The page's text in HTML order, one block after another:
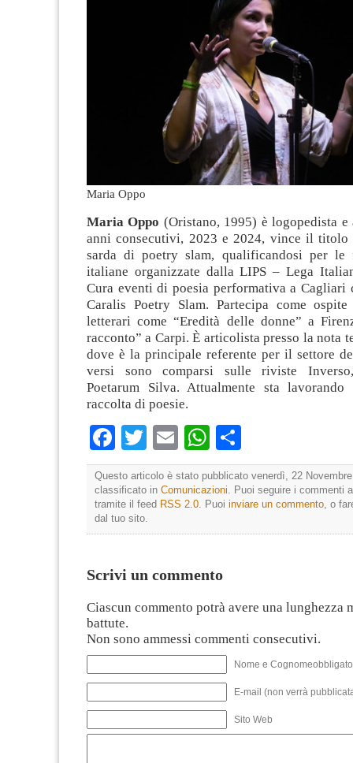
Maria Oppo
Maria Oppo (Oristano, 1995) è logopedista e
anni consecutivi, 2023 e 2024, vince il titolo
sarda di poetry slam, qualificandosi per le
italiane organizzate dalla LIPS – Lega
Cura eventi di poesia performativa a
Caralis Poetry Slam. Partecipa come
letterari come “Eredità delle donne” a
racconto” a Carpi. È articolista presso la nota
dove è la principale referente per il settore
versi sono comparsi sulle riviste
Poetarum Silva. Attualmente sta
raccolta di poesie.
Facebook
TwitterEmailWhatsApp
Questo articolo è stato pubblicato venerdì, 22
classificato in Comunicazioni. Puoi seguire i commenti
tramite il feed RSS 2.0. Puoi inviare un commento, o
dal tuo sito.
Scrivi un commento
Ciascun commento potrà avere una lunghezza
battute.
Non sono ammessi commenti consecutivi.
Nome e
E-mail (non verrà
Sito Web